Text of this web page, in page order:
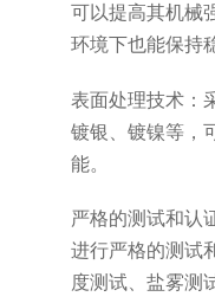
可以提高其机械
环境下也能保持
表面处理技术：
镀银、镀镍等，
能。
严格的测试和认
进行严格的测试
度测试、盐雾测